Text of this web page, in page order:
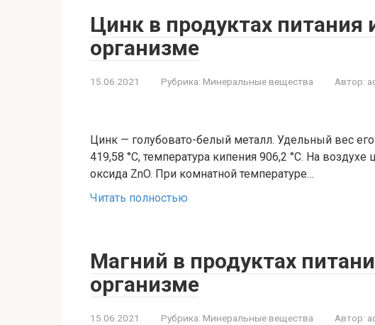
Цинк в продуктах питания
организме
15.06.2021 Рубрика: Минеральные вещества Автор:
Цинк — голубовато-белый металл. Удельный вес
419,58 °С, температура кипения 906,2 °С. На
оксида ZnO. При комнатной температуре…
Читать полностью
Магний в продуктах
организме
15.06.2021 Рубрика: Минеральные вещества Автор: